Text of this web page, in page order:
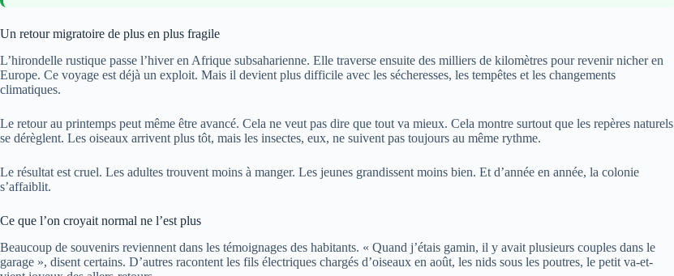
Un retour migratoire de plus en plus fragile
L’hirondelle rustique passe l’hiver en Afrique subsaharienne. Elle traverse ensuite des milliers de kilomètres pour revenir nicher en
Europe. Ce voyage est déjà un exploit. Mais il devient plus difficile avec les sécheresses, les tempêtes et les changements
climatiques.
Le retour au printemps peut même être avancé. Cela ne veut pas dire que tout va mieux. Cela montre surtout que les repères naturels
se dérèglent. Les oiseaux arrivent plus tôt, mais les insectes, eux, ne suivent pas toujours au même rythme.
Le résultat est cruel. Les adultes trouvent moins à manger. Les jeunes grandissent moins bien. Et d’année en année, la colonie
s’affaiblit.
Ce que l’on croyait normal ne l’est plus
Beaucoup de souvenirs reviennent dans les témoignages des habitants. « Quand j’étais gamin, il y avait plusieurs couples dans le
garage », disent certains. D’autres racontent les fils électriques chargés d’oiseaux en août, les nids sous les poutres, le petit va-et-